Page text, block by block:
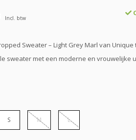
Incl. btw
Sweater – Light Grey Marl van Unique
sweater met een moderne en vrouwelijke
S M L